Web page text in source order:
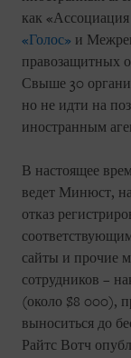
как
«Голос» и
правозащитных
Свыше 30
но не идти на
иностранным
В настоящее
ведет Минюст,
отказ
сайты и прочие
сотрудников –
(около $8 000),
выноситься до
Райтс Вотч